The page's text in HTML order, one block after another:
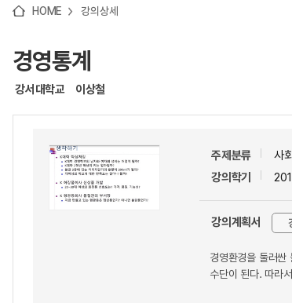
HOME 강의상세
경영통계
강서대학교 이상철
주제분류
사
강의학기
강의계획서
경영환경을 둘러싼
수단이 된다. 따라